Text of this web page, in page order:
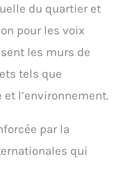
du quartier et
pour les voix
les murs de
tels que
l’environnement.
par la
qui